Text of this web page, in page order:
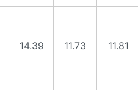
14.39 11.73 11.81